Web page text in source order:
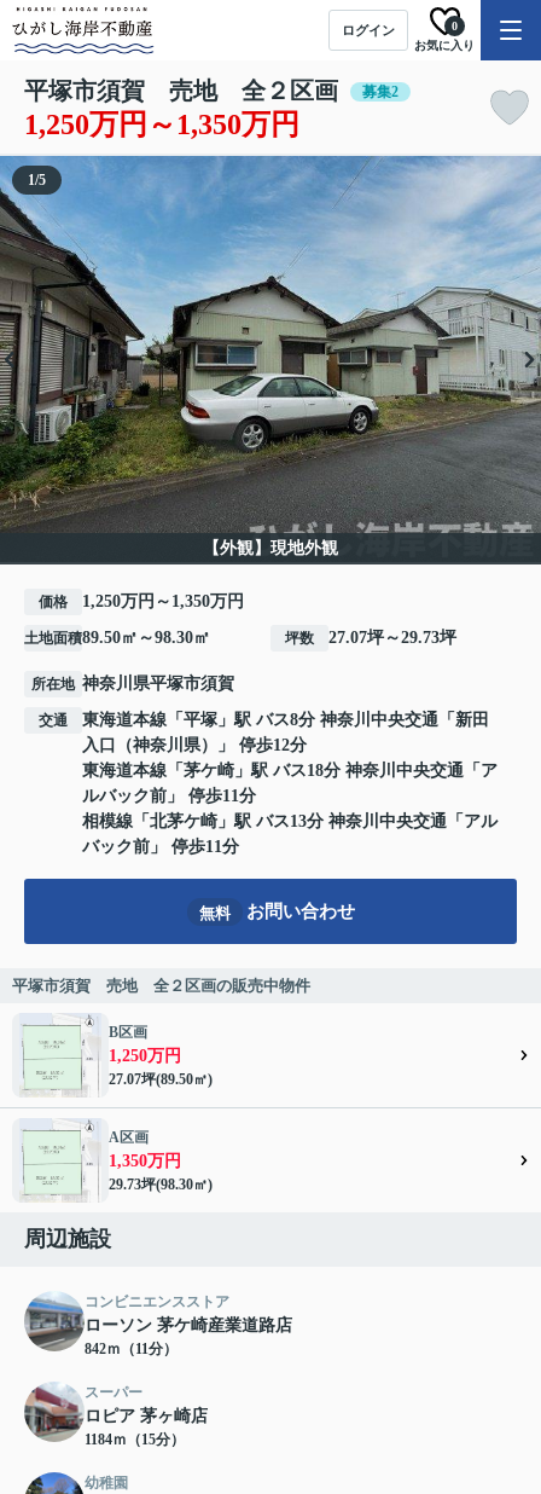
ログイン
お気に入り
0
平塚市須賀 売地 全２区画 募集2
1,250万円～1,350万円
【外観】現地外観
1/5
価格 1,250万円～1,350万円
土地面積89.50㎡～98.30㎡ 坪数 27.07坪～29.73坪
所在地 神奈川県平塚市須賀
交通 東海道本線 「 平塚 」駅 バス8分 神奈川中央交通「新田
入口（神奈川県）」 停歩12分
東海道本線 「 茅ケ崎 」駅 バス18分 神奈川中央交通「ア
ルバック前」 停歩11分
相模線 「 北茅ケ崎 」駅 バス13分 神奈川中央交通「アル
バック前」 停歩11分
無料 お問い合わせ
平塚市須賀 売地 全２区画の販売中物件
B区画
1,250万円
27.07坪(89.50㎡)
A区画
1,350万円
29.73坪(98.30㎡)
周辺施設
コンビニエンスストア
ローソン 茅ケ崎産業道路店
842ｍ（11分）
スーパー
ロピア 茅ヶ崎店
1184ｍ（15分）
幼稚園